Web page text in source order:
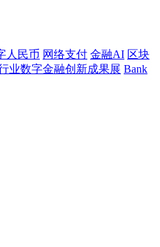
人民币 网络支付 金融AI 区块
业数字金融创新成果展 Bank